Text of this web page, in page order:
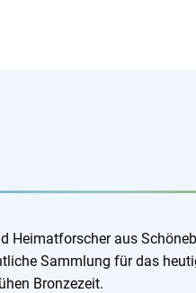
aus
Sammlung für das
Bronzezeit.